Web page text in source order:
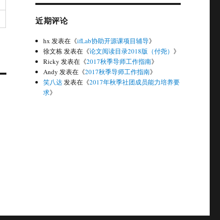
近期评论
hx 发表在《ifLab协助开源课项目辅导》
徐文栋 发表在《论文阅读目录2018版（付尧） 》
Ricky 发表在《2017秋季导师工作指南》
Andy 发表在《2017秋季导师工作指南》
笑八达 发表在《2017年秋季社团成员能力培养要
求》